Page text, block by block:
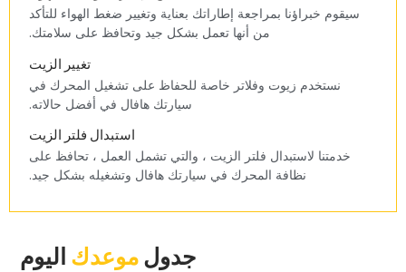
‏سيقوم خبراؤنا بمراجعة إطاراتك بعناية وتغيير ضغط الهواء للتأكد
من أنها تعمل بشكل جيد وتحافظ على سلامتك.‏
‏تغيير الزيت‏
‏نستخدم زيوت وفلاتر خاصة للحفاظ على تشغيل المحرك في
سيارتك هافال في أفضل حالاته.‏
‏استبدال فلتر الزيت‏
‏خدمتنا لاستبدال فلتر الزيت ، والتي تشمل العمل ، تحافظ على
نظافة المحرك في سيارتك هافال وتشغيله بشكل جيد.‏
‏جدول‏‏موعدك‏ ‏اليوم‏